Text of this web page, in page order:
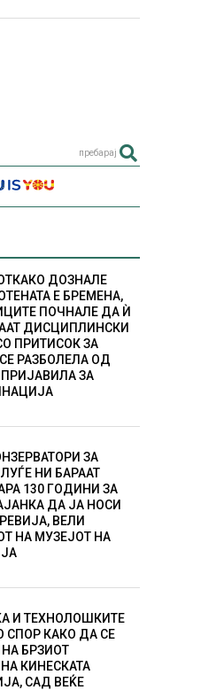
пребарај
ДОЗНАЛЕ
Е БРЕМЕНА,
ПОЧНАЛЕ ДА Ѝ
ДИСЦИПЛИНСКИ
ПРИТИСОК ЗА
РАЗБОЛЕЛА ОД
ПРИЈАВИЛА ЗА
ЗА
НИ БАРААТ
130 ГОДИНИ ЗА
ДА ЈА НОСИ
ВЕЛИ
НА МУЗЕЈОТ НА
И ТЕХНОЛОШКИТЕ
СПОР КАКО ДА СЕ
БРЗИОТ
КИНЕСКАТА
САД ВЕЌЕ